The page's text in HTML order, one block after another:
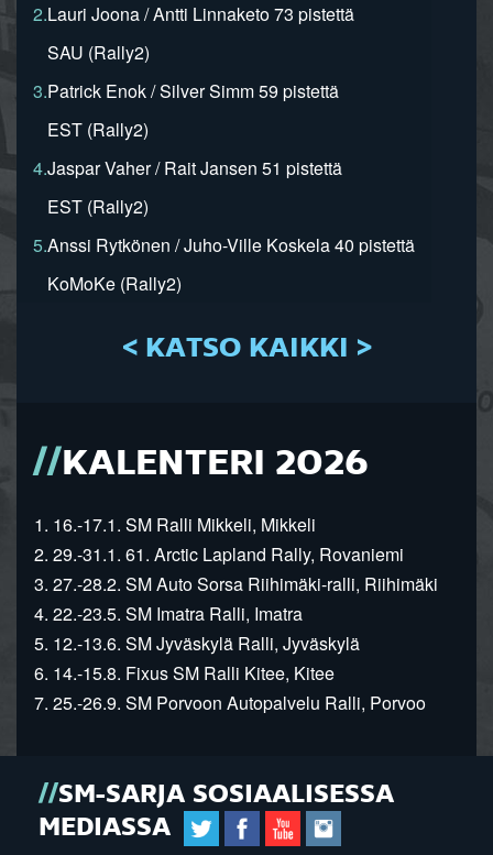
2.Lauri Joona / Antti Linnaketo 73 pistettä
SAU (Rally2)
3.Patrick Enok / Silver Simm 59 pistettä
EST (Rally2)
4.Jaspar Vaher / Rait Jansen 51 pistettä
EST (Rally2)
5.Anssi Rytkönen / Juho-Ville Koskela 40 pistettä
KoMoKe (Rally2)
< KATSO KAIKKI >
KALENTERI 2026
1. 16.-17.1. SM Ralli Mikkeli, Mikkeli
2. 29.-31.1. 61. Arctic Lapland Rally, Rovaniemi
3. 27.-28.2. SM Auto Sorsa Riihimäki-ralli, Riihimäki
4. 22.-23.5. SM Imatra Ralli, Imatra
5. 12.-13.6. SM Jyväskylä Ralli, Jyväskylä
6. 14.-15.8. Fixus SM Ralli Kitee, Kitee
7. 25.-26.9. SM Porvoon Autopalvelu Ralli, Porvoo
SM-SARJA SOSIAALISESSA
MEDIASSA